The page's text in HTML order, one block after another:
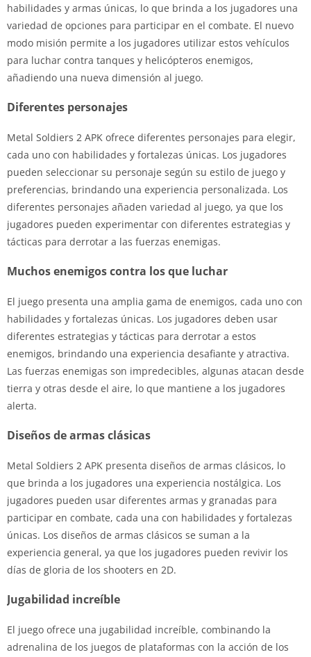
habilidades y armas únicas, lo que brinda a los jugadores una
variedad de opciones para participar en el combate. El nuevo
modo misión permite a los jugadores utilizar estos vehículos
para luchar contra tanques y helicópteros enemigos,
añadiendo una nueva dimensión al juego.
Diferentes personajes
Metal Soldiers 2 APK ofrece diferentes personajes para elegir,
cada uno con habilidades y fortalezas únicas. Los jugadores
pueden seleccionar su personaje según su estilo de juego y
preferencias, brindando una experiencia personalizada. Los
diferentes personajes añaden variedad al juego, ya que los
jugadores pueden experimentar con diferentes estrategias y
tácticas para derrotar a las fuerzas enemigas.
Muchos enemigos contra los que luchar
El juego presenta una amplia gama de enemigos, cada uno con
habilidades y fortalezas únicas. Los jugadores deben usar
diferentes estrategias y tácticas para derrotar a estos
enemigos, brindando una experiencia desafiante y atractiva.
Las fuerzas enemigas son impredecibles, algunas atacan desde
tierra y otras desde el aire, lo que mantiene a los jugadores
alerta.
Diseños de armas clásicas
Metal Soldiers 2 APK presenta diseños de armas clásicos, lo
que brinda a los jugadores una experiencia nostálgica. Los
jugadores pueden usar diferentes armas y granadas para
participar en combate, cada una con habilidades y fortalezas
únicas. Los diseños de armas clásicos se suman a la
experiencia general, ya que los jugadores pueden revivir los
días de gloria de los shooters en 2D.
Jugabilidad increíble
El juego ofrece una jugabilidad increíble, combinando la
adrenalina de los juegos de plataformas con la acción de los